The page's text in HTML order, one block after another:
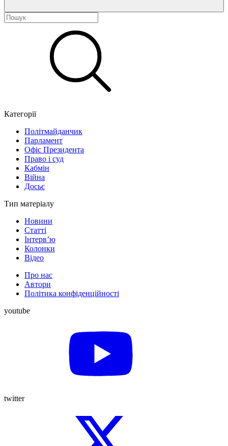
Категорії
Політмайданчик
Парламент
Офіс Президента
Право і суд
Кабмін
Війна
Досьє
Тип матеріалу
Новини
Статті
Інтерв’ю
Колонки
Відео
Про нас
Автори
Політика конфіденційності
youtube
twitter